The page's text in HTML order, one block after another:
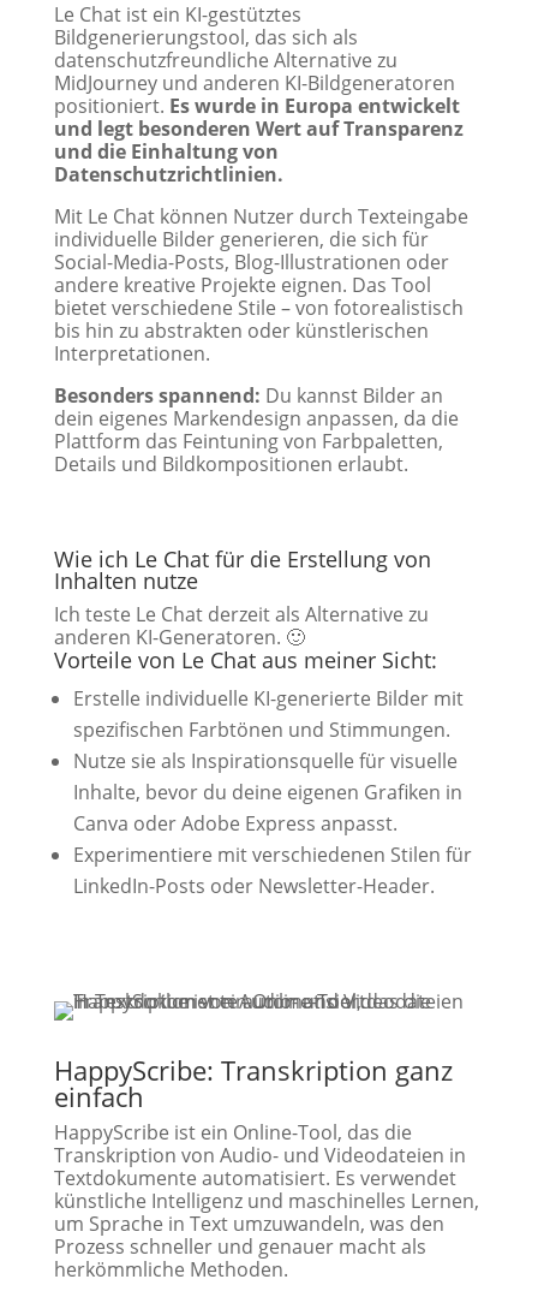
Le Chat ist ein KI-gestütztes
Bildgenerierungstool, das sich als
datenschutzfreundliche Alternative zu
MidJourney und anderen KI-Bildgeneratoren
positioniert. Es wurde in Europa entwickelt
und legt besonderen Wert auf Transparenz
und die Einhaltung von
Datenschutzrichtlinien.
Mit Le Chat können Nutzer durch Texteingabe
individuelle Bilder generieren, die sich für
Social-Media-Posts, Blog-Illustrationen oder
andere kreative Projekte eignen. Das Tool
bietet verschiedene Stile – von fotorealistisch
bis hin zu abstrakten oder künstlerischen
Interpretationen.
Besonders spannend: Du kannst Bilder an
dein eigenes Markendesign anpassen, da die
Plattform das Feintuning von Farbpaletten,
Details und Bildkompositionen erlaubt.
Wie ich Le Chat für die Erstellung von
Inhalten nutze
Ich teste Le Chat derzeit als Alternative zu
anderen KI-Generatoren. 🙂
Vorteile von Le Chat aus meiner Sicht:
Erstelle individuelle KI-generierte Bilder mit
spezifischen Farbtönen und Stimmungen.
Nutze sie als Inspirationsquelle für visuelle
Inhalte, bevor du deine eigenen Grafiken in
Canva oder Adobe Express anpasst.
Experimentiere mit verschiedenen Stilen für
LinkedIn-Posts oder Newsletter-Header.
HappyScribe: Transkription ganz
einfach
HappyScribe ist ein Online-Tool, das die
Transkription von Audio- und Videodateien in
Textdokumente automatisiert. Es verwendet
künstliche Intelligenz und maschinelles Lernen,
um Sprache in Text umzuwandeln, was den
Prozess schneller und genauer macht als
herkömmliche Methoden.